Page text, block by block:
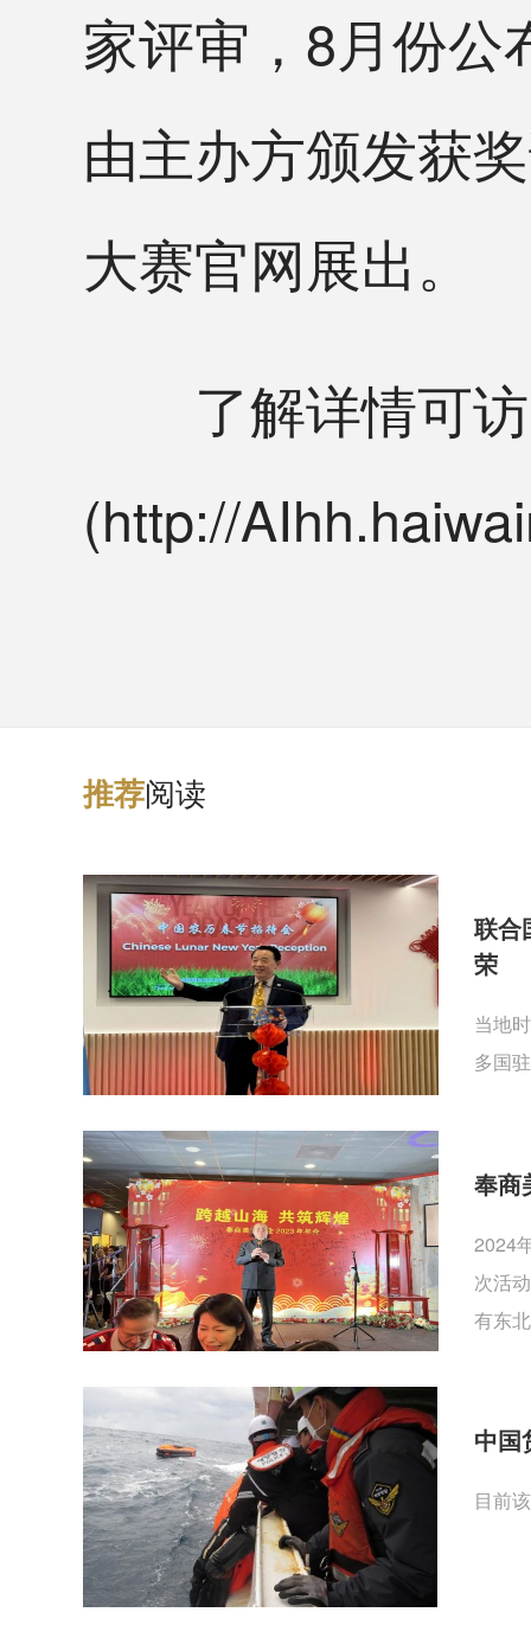
家评审，8月份公
由主办方颁发获
大赛官网展出。
了解详情可访
(http://
推荐阅读
联合
荣
当地
多国
奉商
2024
次活
有东
中国
目前